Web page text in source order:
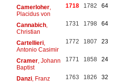
Camerloher,
Placidus von
1718 1782 64
Cannabich,
Christian
1731 1798 64
Cartellieri,
Antonio Casimir
1772 1807 23
Cramer, Johann
Baptist
1771 1858 24
Danzi, Franz 1763 1826
32